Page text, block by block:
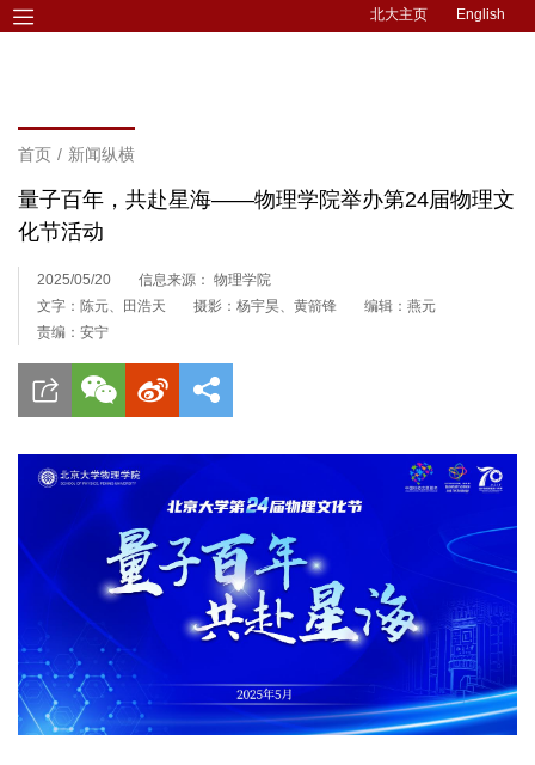
北大主页 English
首页 / 新闻纵横
量子百年，共赴星海——物理学院举办第24届物理文
化节活动
2025/05/20
信息来源： 物理学院
文字：陈元、田浩天
摄影：杨宇昊、黄箭锋
编辑：燕元
责编：安宁